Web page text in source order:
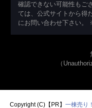
確認できない可能性もご
ては、公式サイトから得
にお問い合わせ下さい。
（
Copyright (C)【PR】 一棟売り